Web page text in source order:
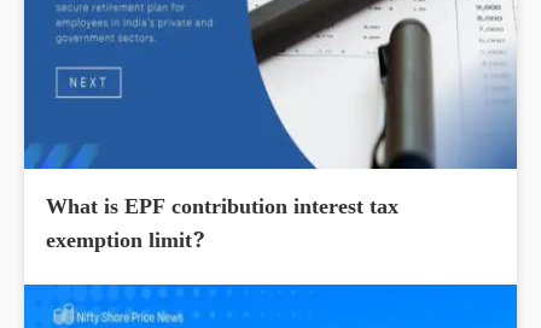
What is EPF contribution interest tax
exemption limit?